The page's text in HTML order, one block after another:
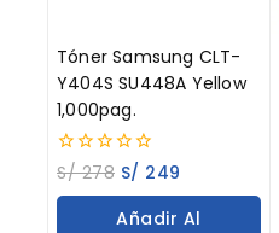
Tóner Samsung CLT-
Y404S SU448A Yellow
1,000pag.
0
out
of
S/278 S/ 249
Añadir Al